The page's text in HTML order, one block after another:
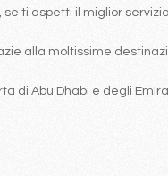
ti aspetti il miglior
alla moltissime
di Abu Dhabi e degli